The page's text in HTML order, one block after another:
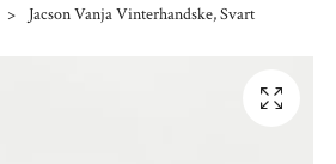
Jacson Vanja Vinterhandske, Svart